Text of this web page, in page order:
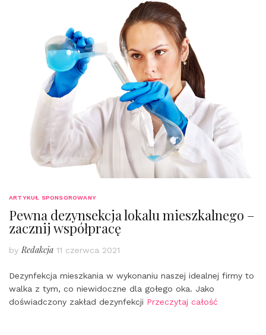
ARTYKUŁ SPONSOROWANY
Pewna dezynsekcja lokalu mieszkalnego –
zacznij współpracę
by Redakcja 11 czerwca 2021
Dezynfekcja mieszkania w wykonaniu naszej idealnej firmy to
walka z tym, co niewidoczne dla gołego oka. Jako
doświadczony zakład dezynfekcji Przeczytaj całość